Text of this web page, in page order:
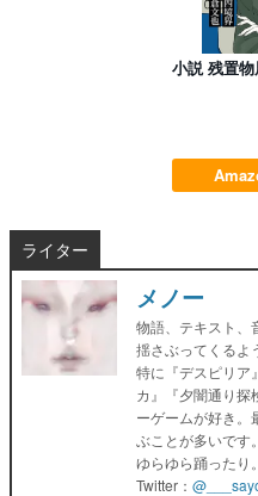
小説 残置
ライター
メノー
物語、テキスト、
揺さぶってくるよ
特に『デスピリア
カ』『夕闇通り探
ーゲームが好き。
ぶことが多いです
ゆらゆら踊ったり。
Twitter：